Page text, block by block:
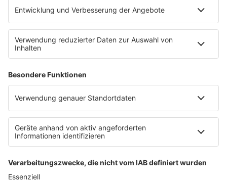
Mediadaten und Preisliste
Ansprechpartner
RECHTLICHES
Datenschutz
Datenschutzeinstellungen
Datenverarbeitung bei Gewinnspielen
Teilnahmebedingungen
Bildnachweise
KI-Leitlinie